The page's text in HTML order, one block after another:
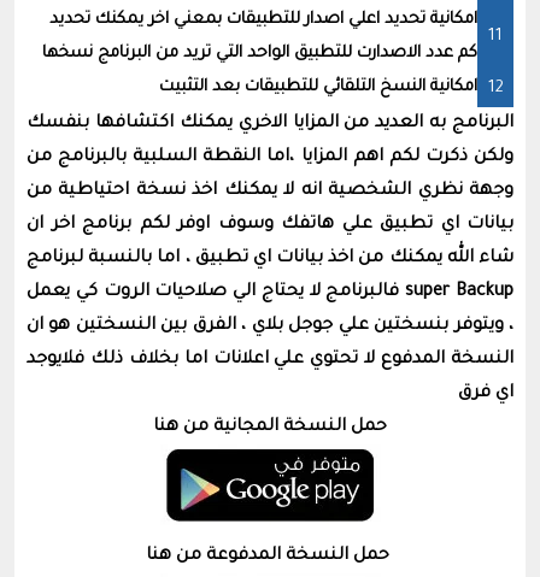
امكانية تحديد اعلي اصدار للتطبيقات بمعني اخر يمكنك تحديد
كم عدد الاصدارت للتطبيق الواحد التي تريد من البرنامج نسخها
امكانية النسخ التلقائي للتطبيقات بعد التثبيت
البرنامج به العديد من المزايا الاخري يمكنك اكتشافها بنفسك
ولكن ذكرت لكم اهم المزايا ،اما النقطة السلبية بالبرنامج من
وجهة نظري الشخصية انه لا يمكنك اخذ نسخة احتياطية من
بيانات اي تطبيق علي هاتفك وسوف اوفر لكم برنامج اخر ان
شاء الله يمكنك من اخذ بيانات اي تطبيق ، اما بالنسبة لبرنامج
super Backup فالبرنامج لا يحتاج الي صلاحيات الروت كي يعمل
، ويتوفر بنسختين علي جوجل بلاي ، الفرق بين النسختين هو ان
النسخة المدفوع لا تحتوي علي اعلانات اما بخلاف ذلك فلايوجد
اي فرق
حمل النسخة المجانية من هنا
حمل النسخة المدفوعة من هنا